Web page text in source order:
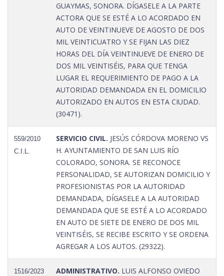
GUAYMAS, SONORA. DÍGASELE A LA PARTE
ACTORA QUE SE ESTÉ A LO ACORDADO EN
AUTO DE VEINTINUEVE DE AGOSTO DE DOS
MIL VEINTICUATRO Y SE FIJAN LAS DIEZ
HORAS DEL DÍA VEINTINUEVE DE ENERO DE
DOS MIL VEINTISÉIS, PARA QUE TENGA
LUGAR EL REQUERIMIENTO DE PAGO A LA
AUTORIDAD DEMANDADA EN EL DOMICILIO
AUTORIZADO EN AUTOS EN ESTA CIUDAD.
(30471).
559/2010
C.I.L.
SERVICIO CIVIL. JESÚS CÓRDOVA MORENO VS
H. AYUNTAMIENTO DE SAN LUIS RÍO
COLORADO, SONORA. SE RECONOCE
PERSONALIDAD, SE AUTORIZAN DOMICILIO Y
PROFESIONISTAS POR LA AUTORIDAD
DEMANDADA, DÍGASELE A LA AUTORIDAD
DEMANDADA QUE SE ESTÉ A LO ACORDADO
EN AUTO DE SIETE DE ENERO DE DOS MIL
VEINTISÉIS, SE RECIBE ESCRITO Y SE ORDENA
AGREGAR A LOS AUTOS. (29322).
1516/2023
ADMINISTRATIVO. LUIS ALFONSO OVIEDO